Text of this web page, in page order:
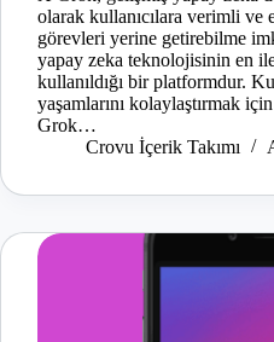
olarak kullanıcılara verimli
görevleri yerine getirebilme
yapay zeka teknolojisinin en
kullanıldığı bir platformdur.
yaşamlarını kolaylaştırmak
Grok…
Crovu İçerik Takımı